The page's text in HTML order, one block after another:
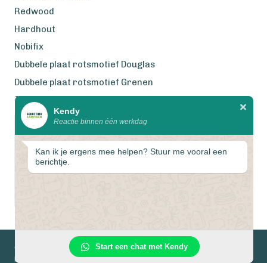
Redwood
Hardhout
Nobifix
Dubbele plaat rotsmotief Douglas
Dubbele plaat rotsmotief Grenen
Zweeds Rabat Douglas
Wij werken met eerlijke
gecertificeerde houtsoorten
© 2026 Schuttingkampioen
Privacyverklaring Algemene voorwaarden
Kendy
Reactie binnen één werkdag
Kan ik je ergens mee helpen? Stuur me vooral een
berichtje.
Start een chat met Kendy